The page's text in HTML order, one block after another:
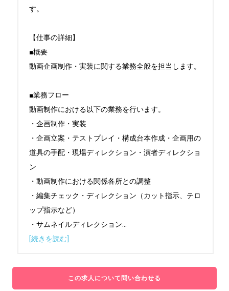
す。
【仕事の詳細】
■概要
動画企画制作・実装に関する業務全般を担当します。
■業務フロー
動画制作における以下の業務を行います。
・企画制作・実装
・企画立案・テストプレイ・構成台本作成・企画用の
道具の手配・現場ディレクション・演者ディレクショ
ン
・動画制作における関係各所との調整
・編集チェック・ディレクション（カット指示、テロ
ップ指示など）
・サムネイルディレクション
[続きを読む]
この求人について問い合わせる